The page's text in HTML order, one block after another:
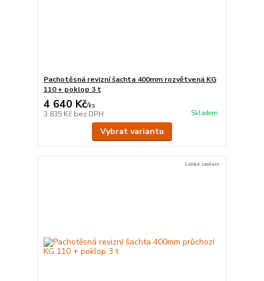
Pachotěsná revizní šachta 400mm rozvětvená KG
110 + poklop 3 t
4 640 Kč/ks
3 835 Kč bez DPH Skladem
Vybrat variantu
Lehké zatížení